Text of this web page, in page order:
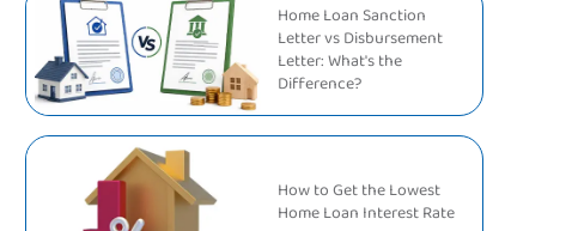
Home Loan Sanction
Letter vs Disbursement
Letter: What's the
Difference?
How to Get the Lowest
Home Loan Interest Rate